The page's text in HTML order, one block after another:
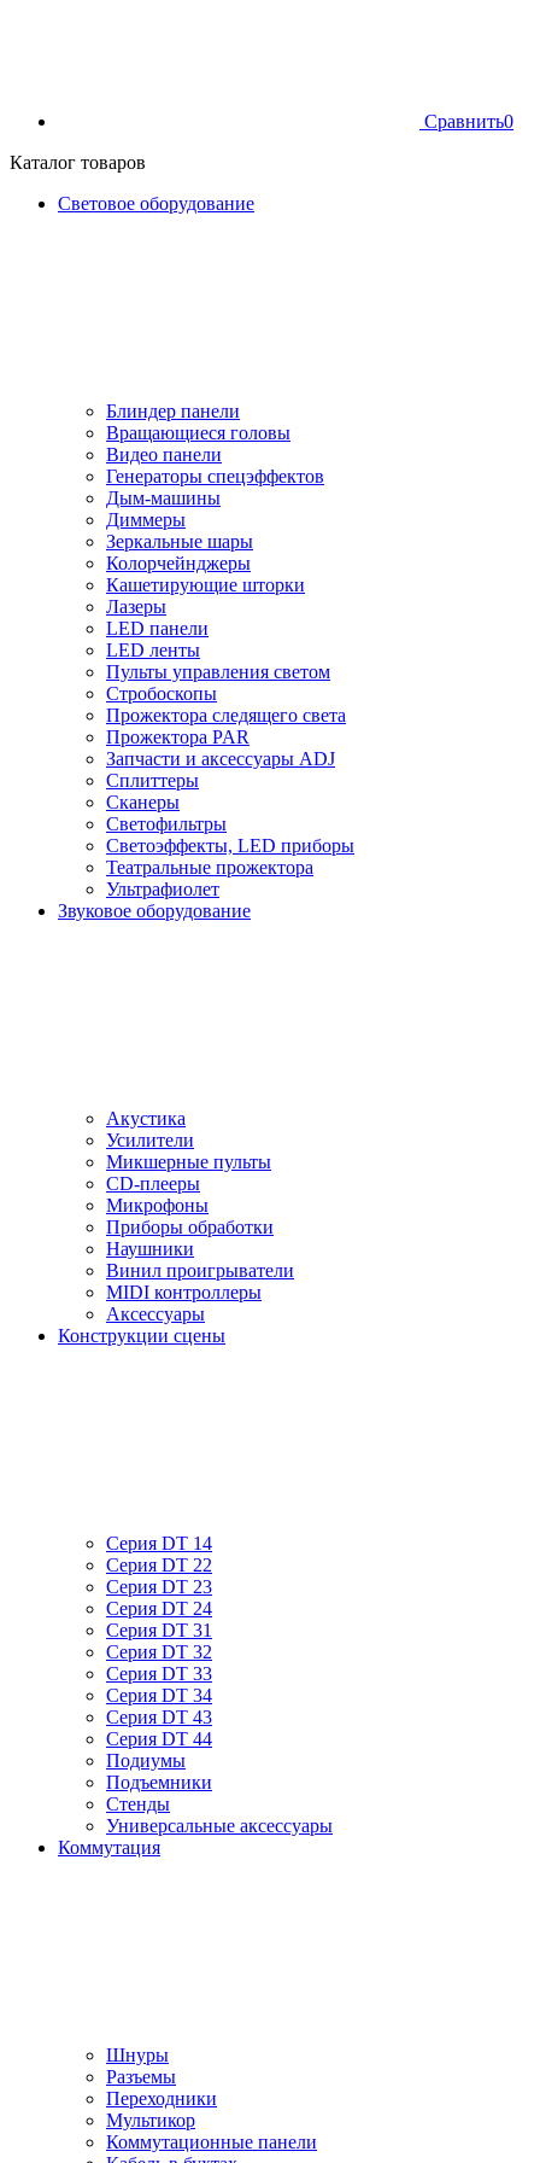
Сравнить0
Каталог товаров
Световое оборудование
Блиндер панели
Вращающиеся головы
Видео панели
Генераторы спецэффектов
Дым-машины
Диммеры
Зеркальные шары
Колорчейнджеры
Кашетирующие шторки
Лазеры
LED панели
LED ленты
Пульты управления светом
Стробоскопы
Прожектора следящего света
Прожектора PAR
Запчасти и аксессуары ADJ
Сплиттеры
Сканеры
Светофильтры
Светоэффекты, LED приборы
Театральные прожектора
Ультрафиолет
Звуковое оборудование
Акустика
Усилители
Микшерные пульты
CD-плееры
Микрофоны
Приборы обработки
Наушники
Винил проигрыватели
MIDI контроллеры
Аксессуары
Конструкции сцены
Серия DT 14
Серия DT 22
Серия DT 23
Серия DT 24
Серия DT 31
Серия DT 32
Серия DT 33
Серия DT 34
Серия DT 43
Серия DT 44
Подиумы
Подъемники
Стенды
Универсальные аксессуары
Коммутация
Шнуры
Разъемы
Переходники
Мультикор
Коммутационные панели